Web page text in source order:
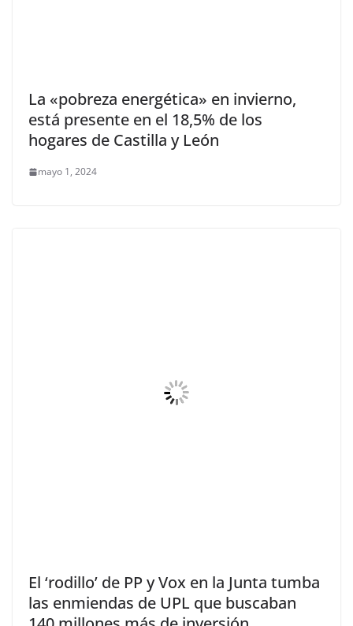
La «pobreza energética» en invierno,
está presente en el 18,5% de los
hogares de Castilla y León
mayo 1, 2024
El ‘rodillo’ de PP y Vox en la Junta tumba
las enmiendas de UPL que buscaban